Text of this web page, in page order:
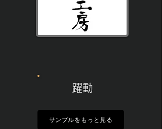
躍動
サンプルをもっと見る